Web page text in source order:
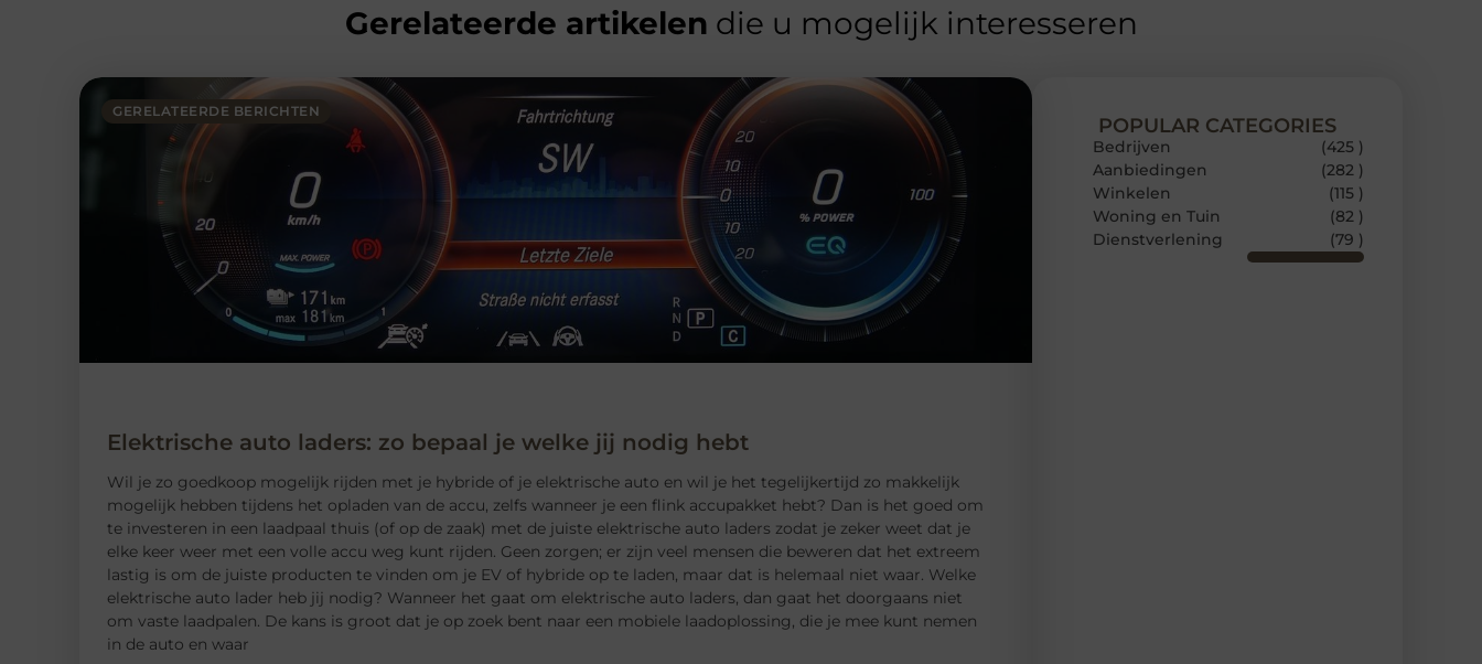
Gerelateerde artikelen die u mogelijk interesseren
GERELATEERDE BERICHTEN
Elektrische auto laders: zo bepaal je welke jij nodig hebt
Wil je zo goedkoop mogelijk rijden met je hybride of je elektrische auto en wil je het tegelijkertijd zo makkelijk
mogelijk hebben tijdens het opladen van de accu, zelfs wanneer je een flink accupakket hebt? Dan is het goed om
te investeren in een laadpaal thuis (of op de zaak) met de juiste elektrische auto laders zodat je zeker weet dat je
elke keer weer met een volle accu weg kunt rijden. Geen zorgen; er zijn veel mensen die beweren dat het extreem
lastig is om de juiste producten te vinden om je EV of hybride op te laden, maar dat is helemaal niet waar. Welke
elektrische auto lader heb jij nodig? Wanneer het gaat om elektrische auto laders, dan gaat het doorgaans niet
om vaste laadpalen. De kans is groot dat je op zoek bent naar een mobiele laadoplossing, die je mee kunt nemen
in de auto en waar
POPULAR CATEGORIES
Bedrijven
(425 )
Aanbiedingen
(282 )
Winkelen
(115 )
Woning en Tuin
(82 )
Dienstverlening
(79 )